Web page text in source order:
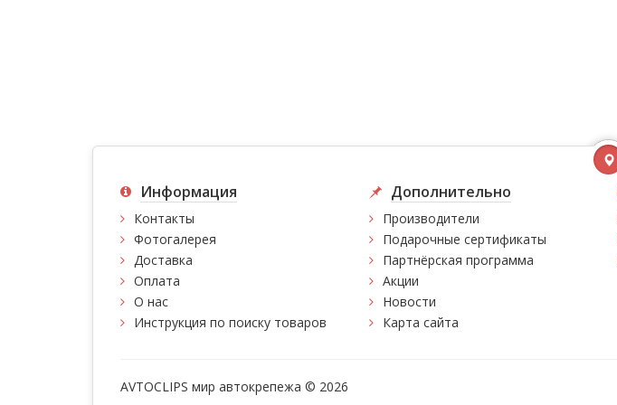
Информация
Контакты
Фотогалерея
Доставка
Оплата
О нас
Инструкция по поиску товаров
Дополнительно
Производители
Подарочные сертификаты
Партнёрская программа
Акции
Новости
Карта сайта
AVTOCLIPS мир автокрепежа © 2026